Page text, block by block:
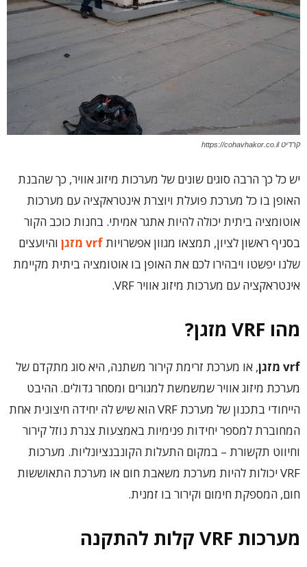
קרדיט https://cohavhakor.co.il
יש כל כך הרבה סוגים שונים של מערכות מיזוג אוויר, כך שהבנת
האופן בו כל מערכת פועלת ויוצרת אינטראקציה עם מערכות
אוטומציה ביתית יכולה להיות אתגר אמיתי. בחנות כוכב הקור
בסניף ראשון לציון, תמצאו מגוון אפשרויותvrf מזגן
והיועצים
שלנו יפשטו ויבהירו לכם את האופן בו אוטומציה ביתית מקיימת
אינטראקציה עם מערכות מיזוג אוויר VRF.
מהו VRF מזגן?
vrf מזגן, או מערכת זרימת קירור משתנה, היא סוג מתקדם של
מערכת מיזוג אוויר שמשמשת למגורים ומסחר גדולים. ההיבט
הייחודי בתכנון של מערכת VRF הוא שיש לה יחידה חיצונית אחת
המחוברת למספר יחידות פנימיות באמצעות צנרת נוזל קירור
וחיווט תקשורת – במקום התעלות הקונבנציונליות. מערכות
VRF יכולות להיות מערכת משאבת חום או מערכת התאוששות
חום, המספקת חימום וקירור בו זמנית.
מערכות VRF קלות להתקנה